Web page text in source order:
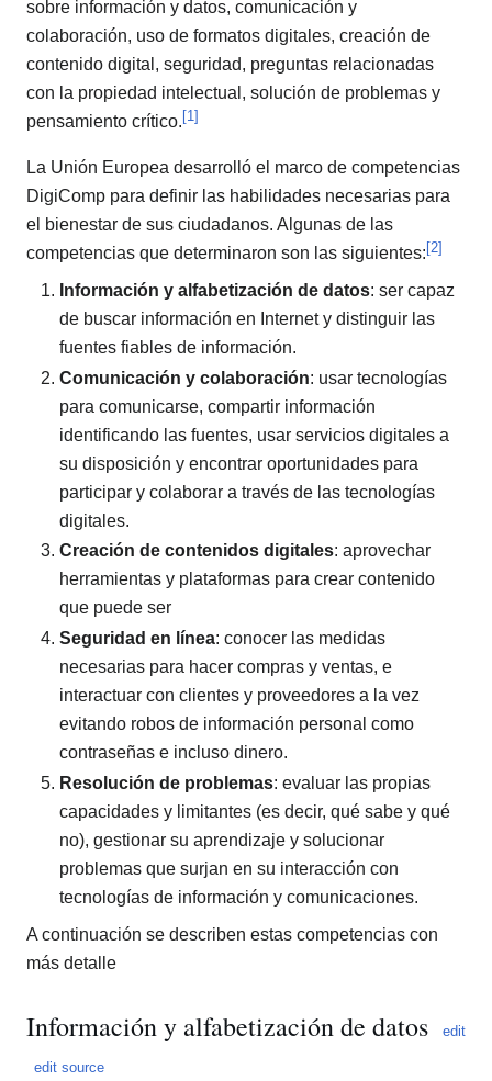
sobre información y datos, comunicación y
colaboración, uso de formatos digitales, creación de
contenido digital, seguridad, preguntas relacionadas
con la propiedad intelectual, solución de problemas y
pensamiento crítico. [1 ]
La Unión Europea desarrolló el marco de competencias
DigiComp para definir las habilidades necesarias para
el bienestar de sus ciudadanos. Algunas de las
competencias que determinaron son las siguientes: [2]
Información y alfabetización de datos: ser capaz
de buscar información en Internet y distinguir las
fuentes fiables de información.
Comunicación y colaboración: usar tecnologías
para comunicarse, compartir información
identificando las fuentes, usar servicios digitales a
su disposición y encontrar oportunidades para
participar y colaborar a través de las tecnologías
digitales.
Creación de contenidos digitales: aprovechar
herramientas y plataformas para crear contenido
que puede ser
Seguridad en línea: conocer las medidas
necesarias para hacer compras y ventas, e
interactuar con clientes y proveedores a la vez
evitando robos de información personal como
contraseñas e incluso dinero.
Resolución de problemas: evaluar las propias
capacidades y limitantes (es decir, qué sabe y qué
no), gestionar su aprendizaje y solucionar
problemas que surjan en su interacción con
tecnologías de información y comunicaciones.
A continuación se describen estas competencias con
más detalle
Información y alfabetización de datos edit
edit source